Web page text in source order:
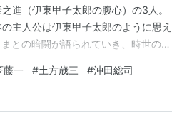
進（伊東甲子太郎の腹心）の3人。
主人公は伊東甲子太郎のように思え
との暗闘が語られていき、時世の変
内さんの描く新選組メンバーはみ
、読…
藤一 #土方歳三 #沖田総司